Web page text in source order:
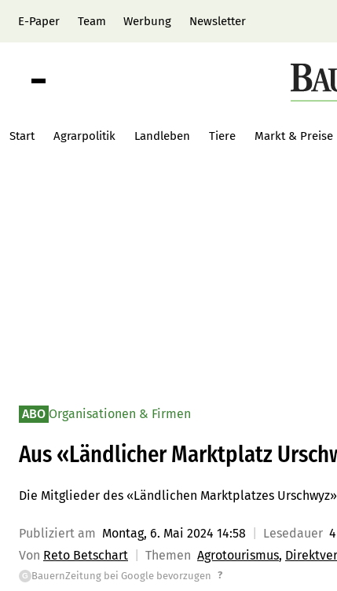
E-Paper Team Werbung Newsletter
Start Agrarpolitik Landleben Tiere Markt & Preise
ABO Organisationen & Firmen
Aus «Ländlicher Marktplatz
Die Mitglieder des «Ländlichen Marktplatzes
Publiziert am Montag, 6. Mai 2024 14:58 Lesedauer
Von Reto Betschart Themen Agrotourismus
G BauernZeitung bei Google bevorzugen ?